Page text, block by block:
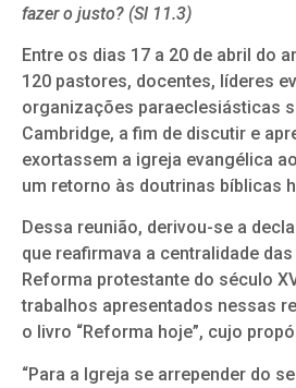
fazer o justo? (Sl 11.3)
Entre os dias 17 a 20 de abril do
120 pastores, docentes, líderes
organizações paraeclesiásticas
Cambridge, a fim de discutir e
exortassem a igreja evangélica
um retorno às doutrinas bíblicas
Dessa reunião, derivou-se a
que reafirmava a centralidade
Reforma protestante do século
trabalhos apresentados nessas
o livro “Reforma hoje”, cujo
“Para a Igreja se arrepender do